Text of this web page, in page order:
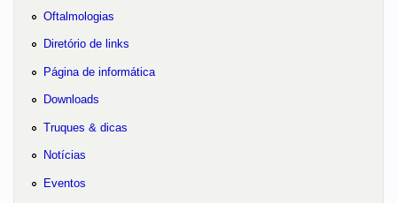
Oftalmologias
Diretório de links
Página de informática
Downloads
Truques & dicas
Notícias
Eventos